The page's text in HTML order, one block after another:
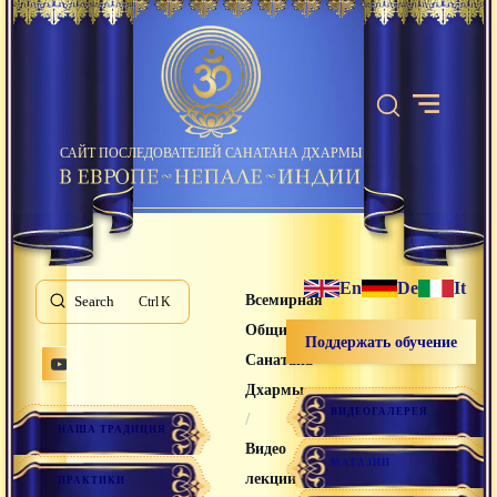
САЙТ ПОСЛЕДОВАТЕЛЕЙ САНАТАНА ДХАРМЫ
Search K
НАША ТРАДИЦИЯ
ПРАКТИКИ
Всемирная
Община
Санатана
Дхармы
/
Видео
лекции
En De It
Поддержать обучение
ВИДЕОГАЛЕРЕЯ
МАГАЗИН